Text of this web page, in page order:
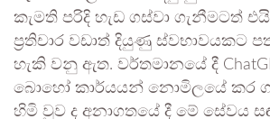
කැමති පරිදි හැඩ ගස්වා ගැනීමටත්
ප්‍රතිචාර වඩාත් දියුණු ස්වභාවයකට
හැකි වනු ඇත. වර්තමානයේ දී
බොහෝ කාර්යයන් නොමිලයේ කර
හිමි වුව ද අනාගතයේ දී මේ සේවය